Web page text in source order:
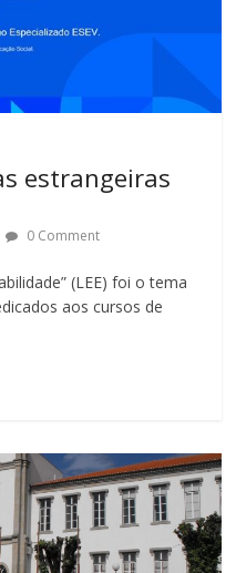
estrangeiras
0 Comment
(LEE) foi o tema
aos cursos de